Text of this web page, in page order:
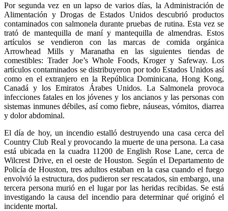
Por segunda vez en un lapso de varios días, la Administración de
Alimentación y Drogas de Estados Unidos descubrió productos
contaminados con salmonela durante pruebas de rutina. Esta vez se
trató de mantequilla de maní y mantequilla de almendras. Estos
artículos se vendieron con las marcas de comida orgánica
Arrowhead Mills y Maranatha en las siguientes tiendas de
comestibles: Trader Joe’s Whole Foods, Kroger y Safeway. Los
artículos contaminados se distribuyeron por todo Estados Unidos así
como en el extranjero en la República Dominicana, Hong Kong,
Canadá y los Emiratos Árabes Unidos. La Salmonela provoca
infecciones fatales en los jóvenes y los ancianos y las personas con
sistemas inmunes débiles, así como fiebre, náuseas, vómitos, diarrea
y dolor abdominal.
El día de hoy, un incendio estalló destruyendo una casa cerca del
Country Club Real y provocando la muerte de una persona. La casa
está ubicada en la cuadra 11200 de English Rose Lane, cerca de
Wilcrest Drive, en el oeste de Houston. Según el Departamento de
Policía de Houston, tres adultos estaban en la casa cuando el fuego
envolvió la estructura, dos pudieron ser rescatados, sin embargo, una
tercera persona murió en el lugar por las heridas recibidas. Se está
investigando la causa del incendio para determinar qué originó el
incidente mortal.